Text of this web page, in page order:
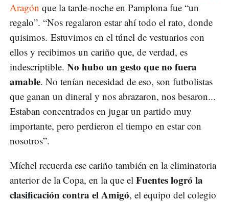
Aragón que la tarde-noche en Pamplona fue “un
regalo”. “Nos regalaron estar ahí todo el rato, donde
quisimos. Estuvimos en el túnel de vestuarios con
ellos y recibimos un cariño que, de verdad, es
indescriptible. No hubo un gesto que no fuera
amable. No tenían necesidad de eso, son futbolistas
que ganan un dineral y nos abrazaron, nos besaron...
Estaban concentrados en jugar un partido muy
importante, pero perdieron el tiempo en estar con
nosotros”.
Míchel recuerda ese cariño también en la eliminatoria
anterior de la Copa, en la que el Fuentes logró la
clasificación contra el Amigó, el equipo del colegio